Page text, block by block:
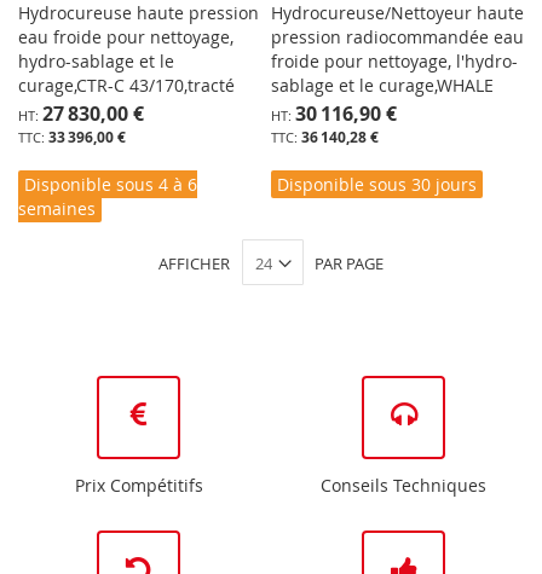
Hydrocureuse haute pression
eau froide pour nettoyage,
hydro-sablage et le
curage,CTR-C 43/170,tracté
33 396,00 €
27 830,00 €
Disponible sous 4 à 6
semaines
Hydrocureuse/Nettoyeur haute
pression radiocommandée eau
froide pour nettoyage, l'hydro-
sablage et le curage,WHALE
36 140,28 €
30 116,90 €
Disponible sous 30 jours
AFFICHER PAR PAGE
Prix Compétitifs Conseils Techniques